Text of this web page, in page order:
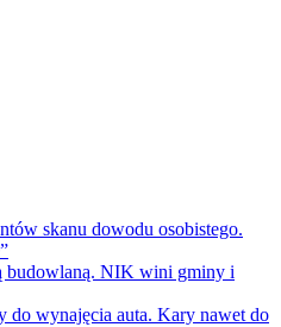
skanu dowodu osobistego.
budowlaną. NIK wini gminy i
do wynajęcia auta. Kary nawet do